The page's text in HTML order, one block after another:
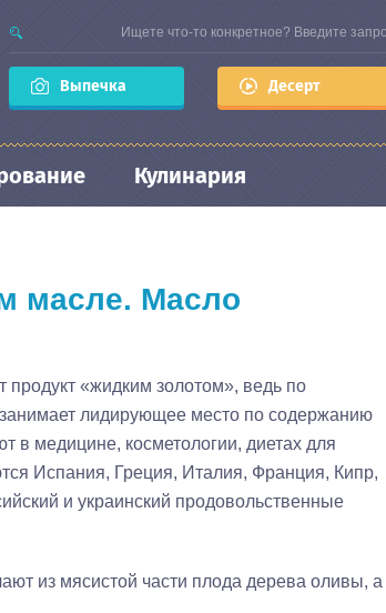
Выпечка Десерт
Кулинария
масле. Масло
продукт «жидким золотом», ведь по
лидирующее место по содержанию
медицине, косметологии, диетах для
Испания, Греция, Италия, Франция, Кипр,
и украинский продовольственные
из мясистой части плода дерева оливы, а